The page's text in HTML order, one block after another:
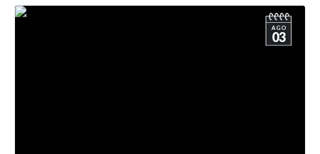
AGO
03